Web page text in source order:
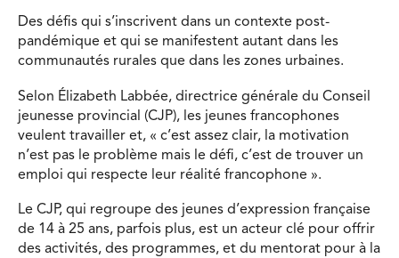
Des défis qui s’inscrivent dans un contexte post-
pandémique et qui se manifestent autant dans les
communautés rurales que dans les zones urbaines.
Selon Élizabeth Labbée, directrice générale du Conseil
jeunesse provincial (CJP), les jeunes francophones
veulent travailler et, « c’est assez clair, la motivation
n’est pas le problème mais le défi, c’est de trouver un
emploi qui respecte leur réalité francophone ».
Le CJP, qui regroupe des jeunes d’expression française
de 14 à 25 ans, parfois plus, est un acteur clé pour offrir
des activités, des programmes, et du mentorat pour à la